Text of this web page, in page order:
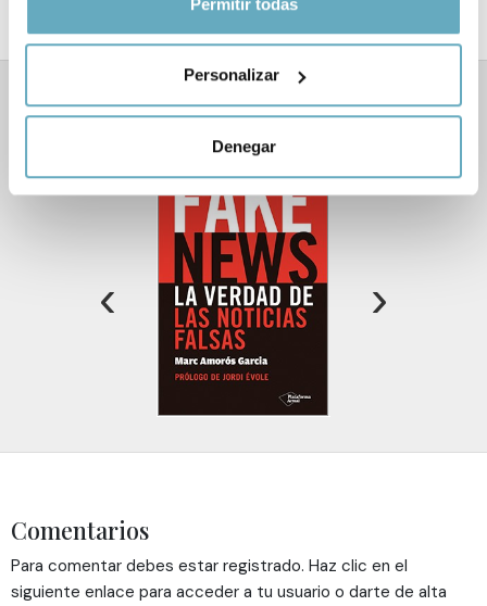
geográfica que puede tener una precisión de varios
Identificar su dispositivo analizándolo activamente
datos personales y establezca sus preferencias en la
. Puede cambiar o retirar su
consentimiento en cualquier momento en la Declaración
de cookies.
Las cookies de este sitio web se usan para personalizar
el contenido y los anuncios, ofrecer funciones de redes
sociales y analizar el tráfico. Además, compartimos
información sobre el uso que haga del sitio web con
partir del uso que haya hecho de sus servicios.
Personalizar
Denegar
Libros relacionados
‹ ›
Comentarios
Para comentar debes estar registrado. Haz clic en el
siguiente enlace para acceder a tu usuario o darte de alta